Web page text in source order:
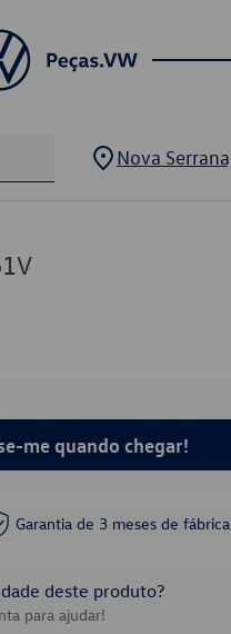
Nova Serrana
me quando chegar!
Garantia de 3 meses de fábrica
deste produto?
para ajudar!